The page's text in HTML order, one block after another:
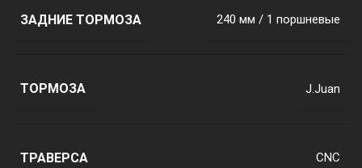
ЗАДНИЕ ТОРМОЗА 240 мм / 1 поршневые
ТОРМОЗА J.Juan
ТРАВЕРСА CNC